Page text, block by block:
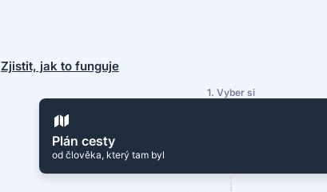
Zjistit, jak to funguje
1. Vyber si
Plán cesty
od člověka, který tam byl